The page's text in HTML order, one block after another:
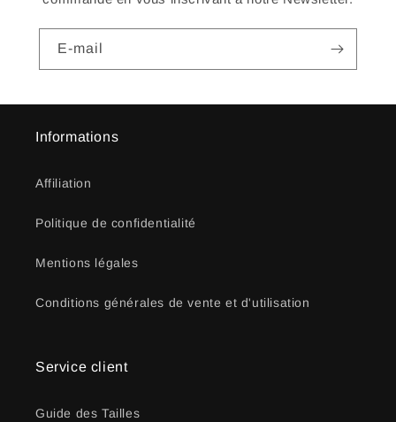
E-mail
Informations
Affiliation
Politique de confidentialité
Mentions légales
Conditions générales de vente et d'utilisation
Service client
Guide des Tailles